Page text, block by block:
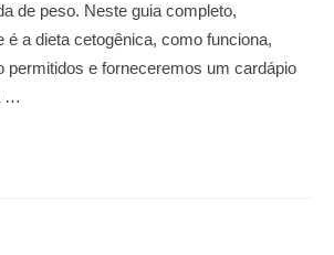
de peso. Neste guia completo,
é a dieta cetogênica, como funciona,
permitidos e forneceremos um cardápio
…